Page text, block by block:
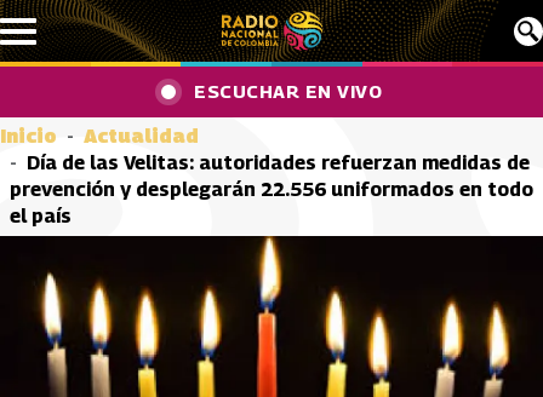
Pasar al contenido principal
ESCUCHAR EN VIVO
Inicio
Actualidad
Día de las Velitas: autoridades refuerzan medidas de
prevención y desplegarán 22.556 uniformados en todo
el país